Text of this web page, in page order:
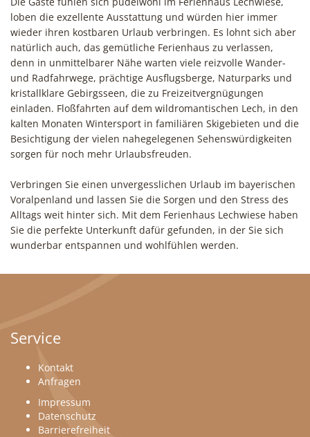
loben die exzellente Ausstattung und würden hier immer
wieder ihren kostbaren Urlaub verbringen. Es lohnt sich aber
natürlich auch, das gemütliche Ferienhaus zu verlassen,
denn in unmittelbarer Nähe warten viele reizvolle Wander-
und Radfahrwege, prächtige Ausflugsberge, Naturparks und
kristallklare Gebirgsseen, die zu Freizeitvergnügungen
einladen. Floßfahrten auf dem wildromantischen Lech, in den
kalten Monaten Wintersport in familiären Skigebieten und die
Besichtigung der vielen nahegelegenen Sehenswürdigkeiten
sorgen für noch mehr Urlaubsfreuden.
Verbringen Sie einen unvergesslichen Urlaub im bayerischen
Voralpenland und lassen Sie die Sorgen und den Stress des
Alltags weit hinter sich. Mit dem Ferienhaus Lechwiese haben
Sie die perfekte Unterkunft dafür gefunden, in der Sie sich
wunderbar entspannen und wohlfühlen werden.
Service
Kontakt
Anfragen
Impressum
Datenschutz
Barrierefreiheit